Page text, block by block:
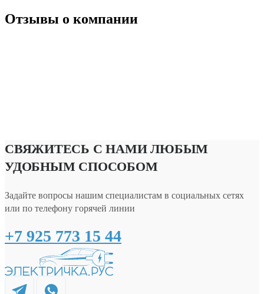
Отзывы о компании
СВЯЖИТЕСЬ С НАМИ ЛЮБЫМ
УДОБНЫМ СПОСОБОМ
Задайте вопросы нашим специалистам в социальных сетях
или по телефону горячей линии
+7 925 773 15 44